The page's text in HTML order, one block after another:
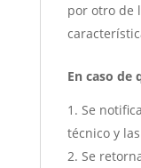
por otro de
En caso de
Se
técnico y
Se